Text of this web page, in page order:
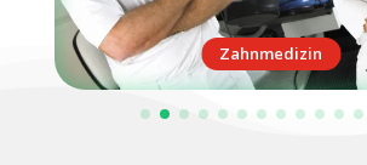
Zahnmedizin